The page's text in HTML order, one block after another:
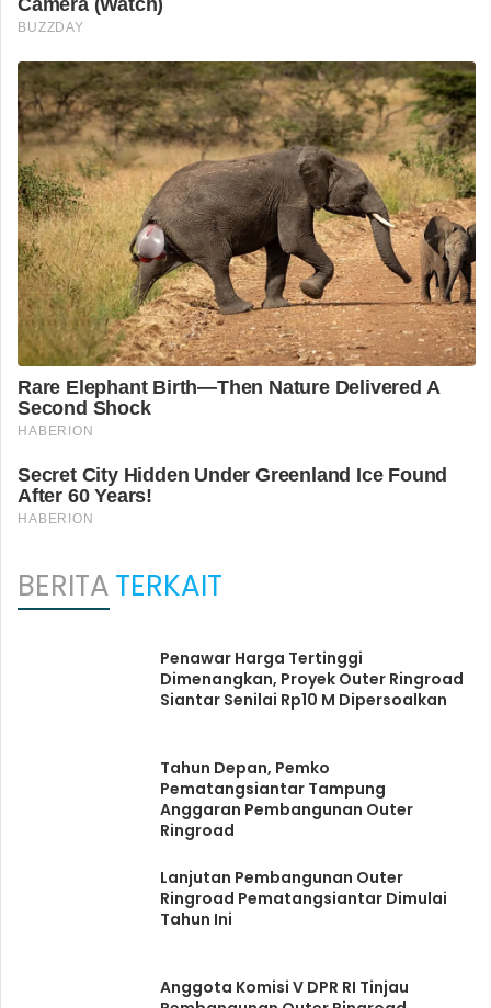
BERITATERKAIT
Penawar Harga Tertinggi
Dimenangkan, Proyek Outer Ringroad
Siantar Senilai Rp10 M Dipersoalkan
Tahun Depan, Pemko
Pematangsiantar Tampung
Anggaran Pembangunan Outer
Ringroad
Lanjutan Pembangunan Outer
Ringroad Pematangsiantar Dimulai
Tahun Ini
Anggota Komisi V DPR RI Tinjau